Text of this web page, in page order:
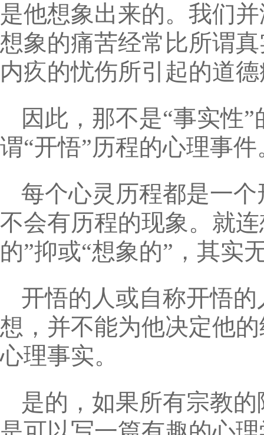
是他想象出来的。我们
想象的痛苦经常比所谓
内疚的忧伤所引起的道
因此，那不是“事实性
谓“开悟”历程的心理事件
每个心灵历程都是一
不会有历程的现象。就
的”抑或“想象的”，其实
开悟的人或自称开悟
想，并不能为他决定他
心理事实。
是的，如果所有宗教